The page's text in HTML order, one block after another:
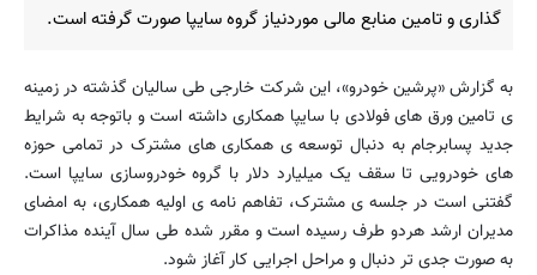
گذاری و تامین منابع مالی موردنیاز گروه سایپا صورت گرفته است.
به گزارش «پرشین خودرو»، این شرکت خارجی طی سالیان گذشته در زمینه
ی تامین ورق های فولادی با سایپا همکاری داشته است و باتوجه به شرایط
جدید پسابرجام به دنبال توسعه ی همکاری های مشترک در تمامی حوزه
های خودرویی تا سقف یک میلیارد دلار با گروه خودروسازی سایپا است.
گفتنی است در جلسه ی مشترک، تفاهم نامه ی اولیه همکاری، به امضای
مدیران ارشد هردو طرف رسیده است و مقرر شده طی سال آینده مذاکرات
به صورت جدی تر دنبال و مراحل اجرایی کار آغاز شود.